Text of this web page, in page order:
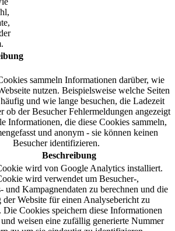
sammeln Informationen darüber, wie
nutzen. Beispielsweise welche Seiten
und wie lange besuchen, die Ladezeit
ob der Besucher Fehlermeldungen angezeigt
Informationen, die diese Cookies sammeln,
und anonym - sie können keinen
Besucher identifizieren.
Beschreibung
wird von Google Analytics installiert.
wird verwendet um Besucher-,
und Kampagnendaten zu berechnen und die
der Website für einen Analysebericht zu
Die Cookies speichern diese Informationen
weisen eine zufällig generierte Nummer